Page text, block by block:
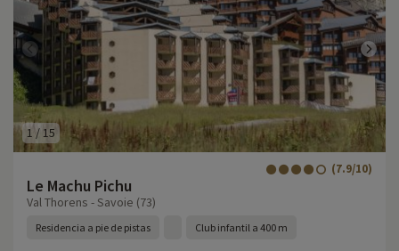
1 / 15
Le Machu Pichu
(7.9/10)
Val Thorens - Savoie (73)
Residencia a pie de pistas Club infantil a 400 m